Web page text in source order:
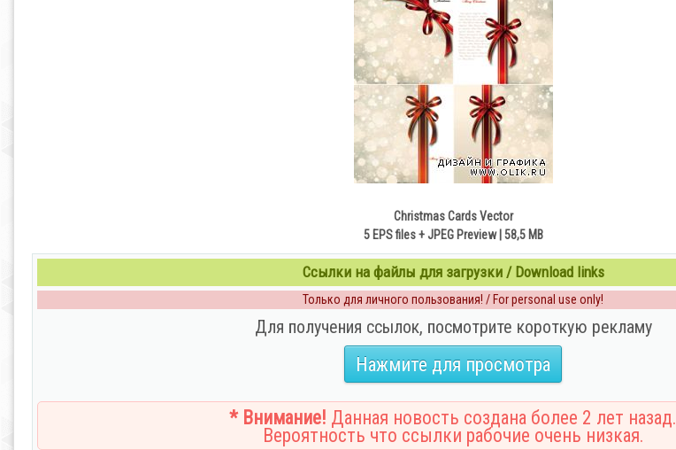
Christmas Cards Vector
5 EPS files + JPEG Preview | 58,5 MB
Ссылки на файлы для загрузки / Download links
Только для личного пользования! / For personal use only!
Для получения ссылок, посмотрите короткую рекламу
Нажмите для просмотра
* Внимание! Данная новость создана более 2 лет назад.
Вероятность что ссылки рабочие очень низкая.